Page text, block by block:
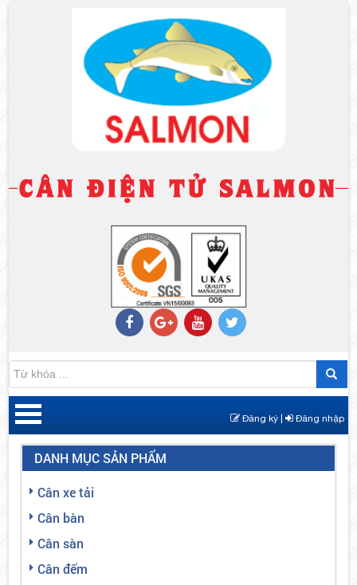
Đăng ký | Đăng nhập
DANH MỤC SẢN PHẨM
Cân xe tải
Cân bàn
Cân sàn
Cân đếm